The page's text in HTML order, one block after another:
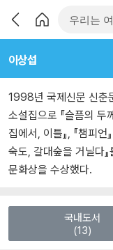
이상섭
1998년 국제신문 신춘
소설집으로 『슬픔의 두
집에서, 이틀』, 『챔피언
숙도, 갈대숲을 거닐다
문화상을 수상했다.
국내도서
(13)